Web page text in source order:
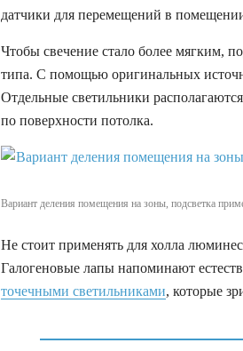
датчики для перемещений в
Чтобы свечение стало более мягким,
типа. С помощью оригинальных
Отдельные светильники
по поверхности потолка.
Вариант деления помещения на зоны, подсветка
Не стоит применять для холла
Галогеновые лапы напоминают
точечными светильниками, которые